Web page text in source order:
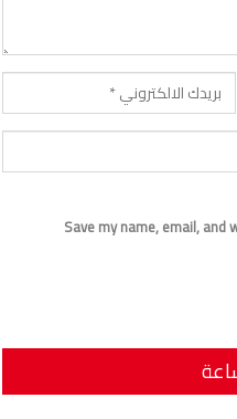
Save my name, email,